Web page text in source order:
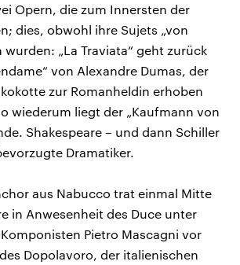
Opern, die zum Innersten der
dies, obwohl ihre Sujets „von
wurden: „La Traviata“ geht zurück
von Alexandre Dumas, der
zur Romanheldin erhoben
wiederum liegt der „Kaufmann von
Shakespeare – und dann Schiller
Dramatiker.
aus Nabucco trat einmal Mitte
in Anwesenheit des Duce unter
Pietro Mascagni vor
Dopolavoro, der italienischen